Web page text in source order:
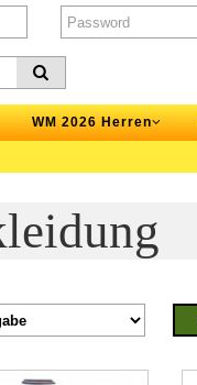
WM 2026 Herren